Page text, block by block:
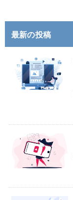
最新の投稿